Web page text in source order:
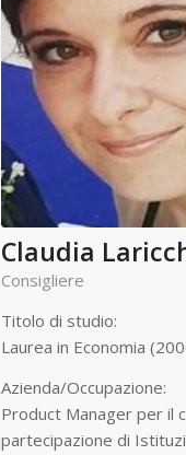
Claudia
Consigliere
Titolo di studio:
Laurea in Economia
Azienda/Occupazione:
Product Manager per il
partecipazione di